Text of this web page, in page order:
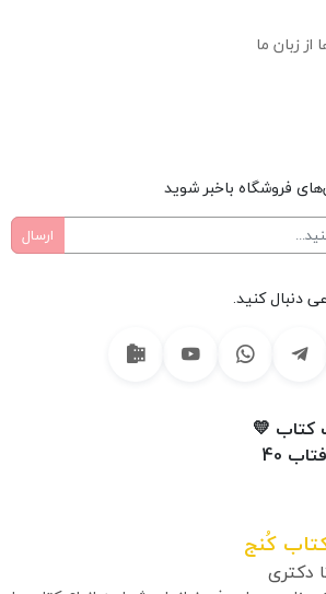
زبان ما
فروشگاه باخبر شوید
دنبال کنید.
کتاب 💛
40
کُنج
دکتری